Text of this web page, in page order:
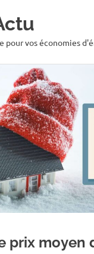
pour vos économies
prix moyen